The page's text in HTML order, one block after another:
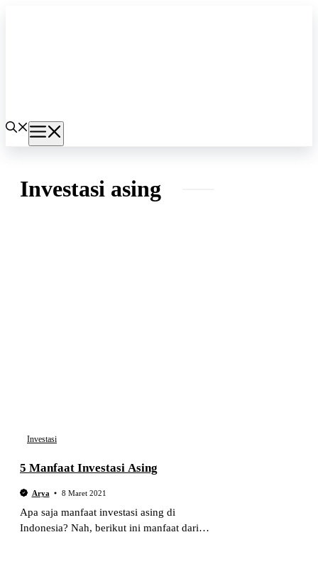
Investasi asing
Investasi
5 Manfaat Investasi Asing
Arya 8 Maret 2021
Apa saja manfaat investasi asing di
Indonesia? Nah, berikut ini manfaat dari